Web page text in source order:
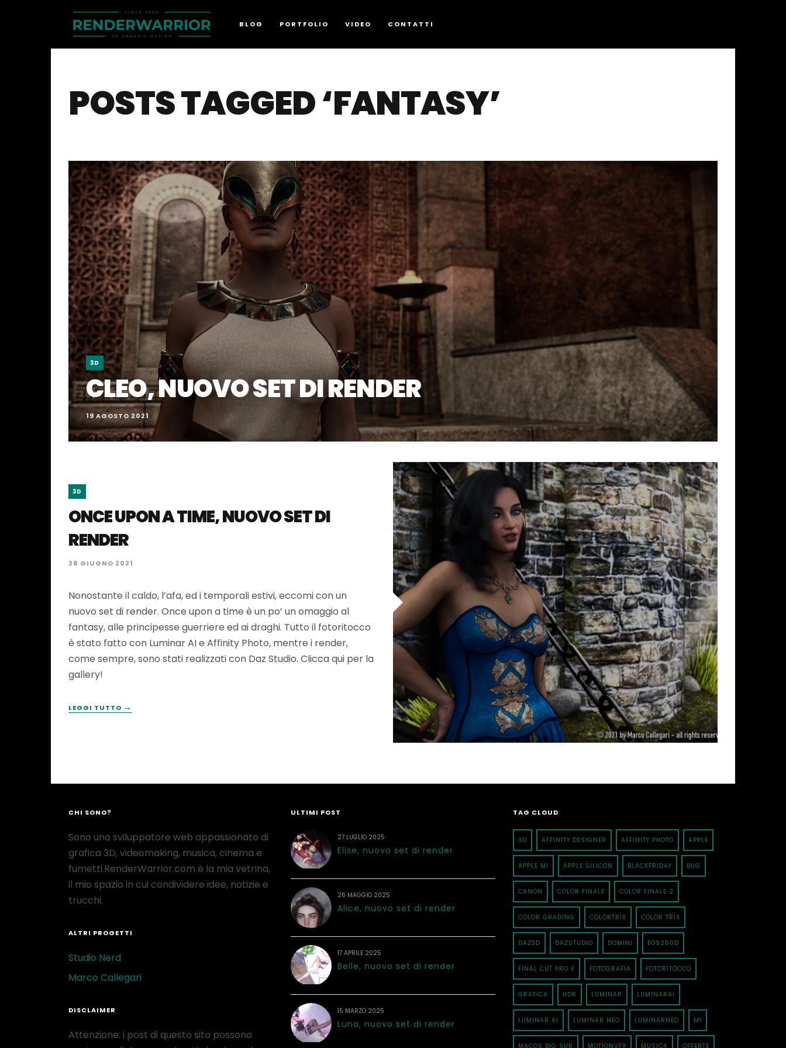
BLOG PORTFOLIO VIDEO CONTATTI
POSTS TAGGED ‘FANTASY’
3D
CLEO, NUOVO SET DI RENDER
19 AGOSTO 2021
3D
ONCE UPON A TIME, NUOVO SET DI
RENDER
28 GIUGNO 2021
Nonostante il caldo, l’afa, ed i temporali estivi, eccomi con un
nuovo set di render. Once upon a time è un po’ un omaggio al
fantasy, alle principesse guerriere ed ai draghi. Tutto il fotoritocco
è stato fatto con Luminar AI e Affinity Photo, mentre i render,
come sempre, sono stati realizzati con Daz Studio. Clicca qui per la
gallery!
LEGGI TUTTO →
CHI SONO?
Sono uno sviluppatore web appassionato di
grafica 3D, videomaking, musica, cinema e
fumetti.RenderWarrior.com è la mia vetrina,
il mio spazio in cui condividere idee, notizie e
trucchi.
ALTRI PROGETTI
Studio Nerd
Marco Callegari
DISCLAIMER
Attenzione: i post di questo sito possono
ULTIMI POST
27 LUGLIO 2025
Elise, nuovo set di render
26 MAGGIO 2025
Alice, nuovo set di render
17 APRILE 2025
Belle, nuovo set di render
15 MARZO 2025
Luna, nuovo set di render
TAG CLOUD
3D AFFINITY DESIGNER AFFINITY PHOTO APPLE
APPLE M1 APPLE SILICON BLACKFRIDAY BUG
CANON COLOR FINALE COLOR FINALE 2
COLOR GRADING COLORTRIX COLOR TRIX
DAZ3D DAZSTUDIO DOMINI EOS250D
FINAL CUT PRO X FOTOGRAFIA FOTORITOCCO
GRAFICA HDR LUMINAR LUMINARAI
LUMINAR AI LUMINAR NEO LUMINARNEO M1
MACOS BIG SUR MOTIONVFX MUSICA OFFERTE